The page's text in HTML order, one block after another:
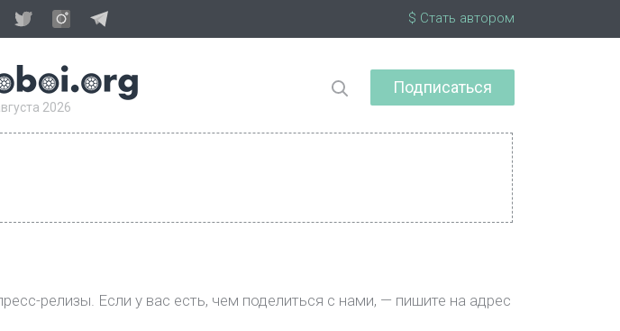
$ Стать автором
2026
Подписаться
релизы. Если у вас есть, чем поделиться с нами, — пишите на адрес